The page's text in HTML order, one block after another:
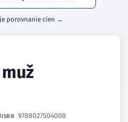
porovnanie cien →
ISBN 9788027504008